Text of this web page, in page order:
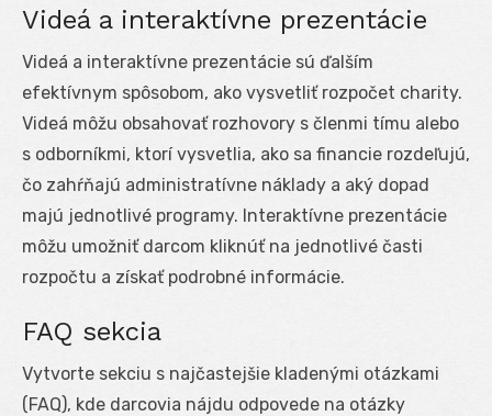
Videá a interaktívne prezentácie
Videá a interaktívne prezentácie sú ďalším
efektívnym spôsobom, ako vysvetliť rozpočet charity.
Videá môžu obsahovať rozhovory s členmi tímu alebo
s odborníkmi, ktorí vysvetlia, ako sa financie rozdeľujú,
čo zahŕňajú administratívne náklady a aký dopad
majú jednotlivé programy. Interaktívne prezentácie
môžu umožniť darcom kliknúť na jednotlivé časti
rozpočtu a získať podrobné informácie.
FAQ sekcia
Vytvorte sekciu s najčastejšie kladenými otázkami
(FAQ), kde darcovia nájdu odpovede na otázky